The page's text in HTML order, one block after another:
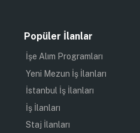
Popüler İlanlar
İşe Alım Programları
Yeni Mezun İş İlanları
İstanbul İş İlanları
İş İlanları
Staj İlanları